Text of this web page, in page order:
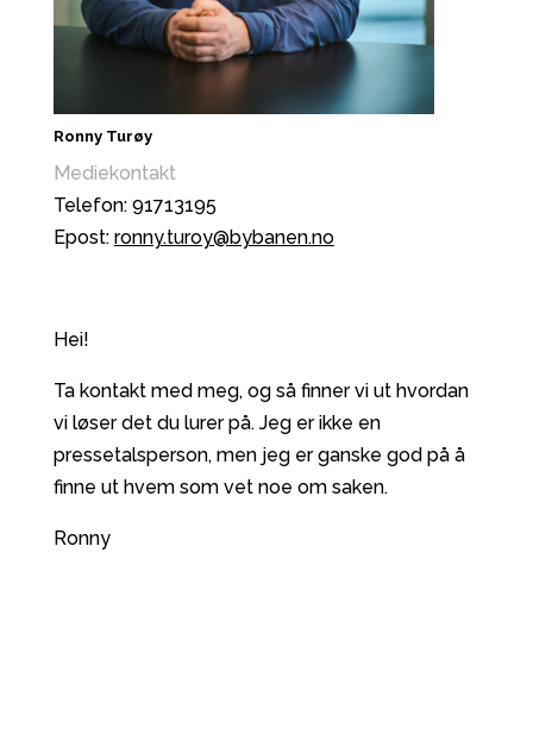
Ronny Turøy
Mediekontakt
Telefon: 91713195
Epost: ronny.turoy@bybanen.no
Hei!
Ta kontakt med meg, og så finner vi ut hvordan
vi løser det du lurer på. Jeg er ikke en
pressetalsperson, men jeg er ganske god på å
finne ut hvem som vet noe om saken.
Ronny